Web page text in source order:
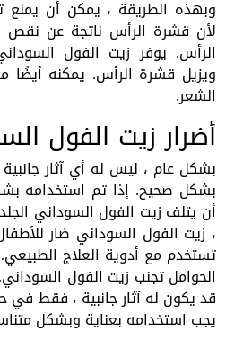
وبهذه الطريقة ، يمكن أن
لأن قشرة الرأس ناتجة عن نقص
الرأس. يوفر زيت الفول
ويزيل قشرة الرأس. يمكنه أيضًا
الشعر.
أضرار زيت الفول
بشكل عام ، ليس له أي آثار
بشكل صحيح. إذا تم استخدامه
أن يتلف زيت الفول السوداني
، زيت الفول السوداني ضار
تستخدم مع أدوية العلاج
الحوامل تجنب زيت الفول
قد يكون له آثار جانبية ، فقط في
يجب استخدامه بعناية وبشكل